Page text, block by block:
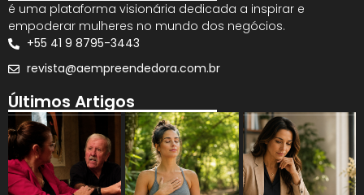
é uma plataforma visionária dedicada a inspirar e
empoderar mulheres no mundo dos negócios.
+55 41 9 8795-3443
revista@aempreendedora.com.br
Últimos Artigos